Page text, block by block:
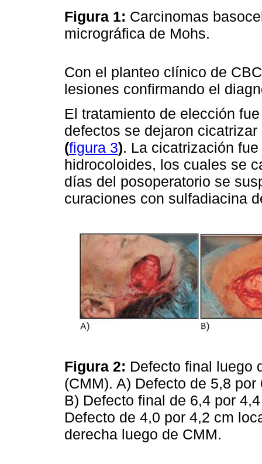
Figura 1: Carcinomas
micrográfica de Mohs.
Con el planteo clínico de
lesiones confirmando el
El tratamiento de elección
defectos se dejaron
(figura 3). La cicatrización
hidrocoloides, los cuales se
días del posoperatorio se
curaciones con sulfadiacina
Figura 2: Defecto final luego
(CMM). A) Defecto de 5,8
B) Defecto final de 6,4 por
Defecto de 4,0 por 4,2 cm
derecha luego de CMM.